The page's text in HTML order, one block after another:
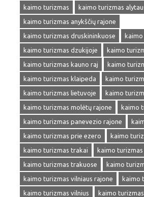
kaimo turizmas
kaimo turizmas
kaimo turizmas anykščių rajone
kaimo turizmas druskininkuose
kaimo turizmas dzukijoje
kaimo
kaimo turizmas kauno raj
kaimo
kaimo turizmas klaipeda
kaimo
kaimo turizmas lietuvoje
kaimo
kaimo turizmas molėtų rajone
kaimo
kaimo turizmas panevezio rajone
kaimo turizmas prie ezero
kaimo
kaimo turizmas trakai
kaimo
kaimo turizmas trakuose
kaimo
kaimo turizmas vilniaus rajone
kaimo
kaimo turizmas vilnius
kaimo